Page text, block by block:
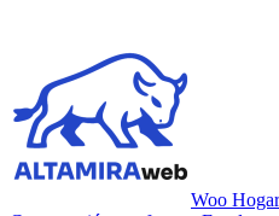
Woo